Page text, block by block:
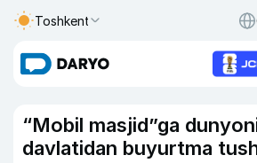
Toshkent
“Mobil masjid”ga
davlatidan buyurtma